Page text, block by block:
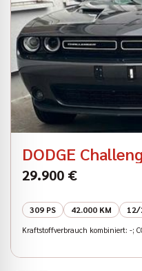
DODGE
29.900 €
309 PS 42.000 KM 12/
Kraftstoffverbrauch kombiniert: -;